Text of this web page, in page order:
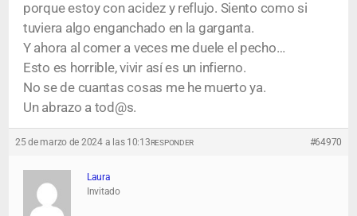
porque estoy con acidez y reflujo. Siento como si
tuviera algo enganchado en la garganta.
Y ahora al comer a veces me duele el pecho…
Esto es horrible, vivir así es un infierno.
No se de cuantas cosas me he muerto ya.
Un abrazo a tod@s.
25 de marzo de 2024 a las 10:13 #64970
RESPONDER
Laura
Invitado